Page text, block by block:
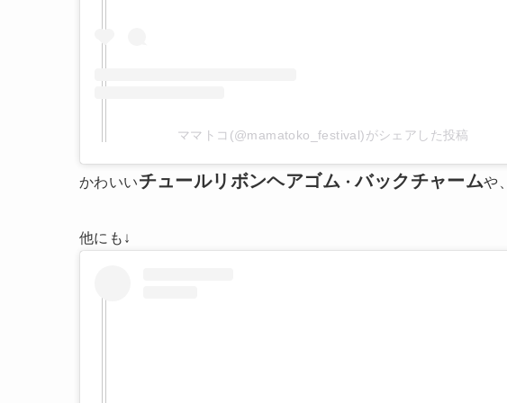
ママトコ(@mamatoko_festival)がシェアした投稿
かわいいチュールリボンヘアゴム ・バックチャームや、
他にも↓